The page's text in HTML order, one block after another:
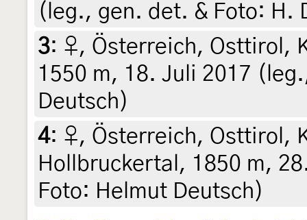
(leg., gen. det. & Foto: H.
3: ♀, Österreich, Osttirol,
1550 m, 18. Juli 2017
Deutsch)
4: ♀, Österreich, Osttirol,
Hollbruckertal, 1850 m,
Foto: Helmut Deutsch)